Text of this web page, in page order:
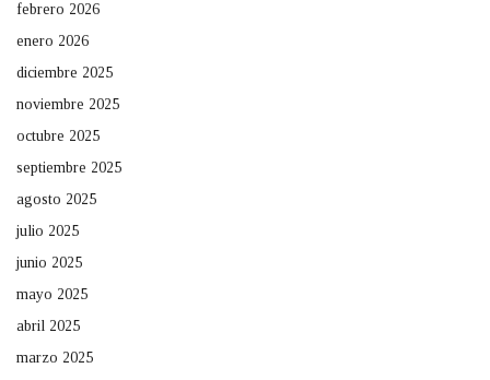
febrero 2026
enero 2026
diciembre 2025
noviembre 2025
octubre 2025
septiembre 2025
agosto 2025
julio 2025
junio 2025
mayo 2025
abril 2025
marzo 2025